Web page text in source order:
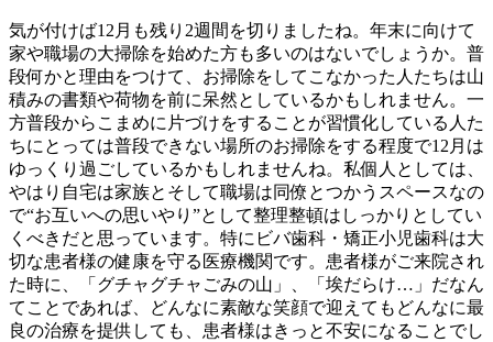
気が付けば12月も残り2週間を切りましたね。年末に向けて
家や職場の大掃除を始めた方も多いのはないでしょうか。普
段何かと理由をつけて、お掃除をしてこなかった人たちは山
積みの書類や荷物を前に呆然としているかもしれません。一
方普段からこまめに片づけをすることが習慣化している人た
ちにとっては普段できない場所のお掃除をする程度で12月は
ゆっくり過ごしているかもしれませんね。私個人としては、
やはり自宅は家族とそして職場は同僚とつかうスペースなの
で“お互いへの思いやり”として整理整頓はしっかりとしてい
くべきだと思っています。特にビバ歯科・矯正小児歯科は大
切な患者様の健康を守る医療機関です。患者様がご来院され
た時に、「グチャグチャごみの山」、「埃だらけ…」だなん
てことであれば、どんなに素敵な笑顔で迎えてもどんなに最
良の治療を提供しても、患者様はきっと不安になることでし